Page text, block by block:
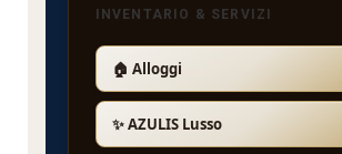
INVENTARIO & SERVIZI
🏠 Alloggi
✨ AZULIS Lusso